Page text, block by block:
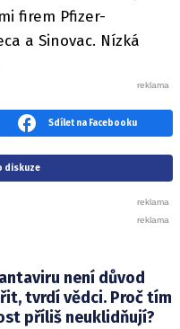
firem Pfizer-
a Sinovac. Nízká
Sdílet na Facebooku
diskuze
není důvod
tvrdí vědci. Proč tím
příliš neuklidňují?